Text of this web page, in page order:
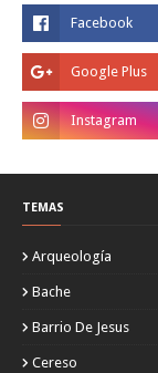
TEMAS
Arqueología
Bache
Barrio De Jesus
Cereso